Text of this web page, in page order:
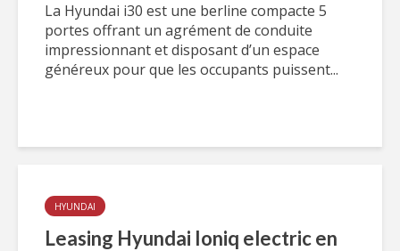
La Hyundai i30 est une berline compacte 5
portes offrant un agrément de conduite
impressionnant et disposant d’un espace
généreux pour que les occupants puissent...
HYUNDAI
Leasing Hyundai Ioniq electric en